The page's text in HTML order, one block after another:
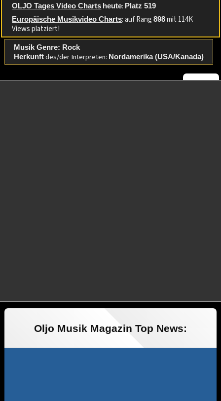
OLJO Tages Video Charts heute: Platz 519
Europäische Musikvideo Charts: auf Rang898mit 114K
Views platziert!
Musik Genre: Rock
Herkunftdes/der Interpreten: Nordamerika (USA/Kanada)
Oljo Musik Magazin Top News: